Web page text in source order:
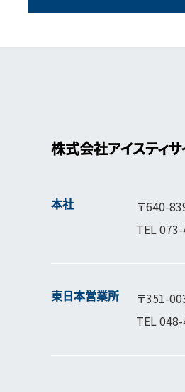
株式会社アイスティサ
本社
〒640-
TEL
東日本営業所
〒351-
TEL